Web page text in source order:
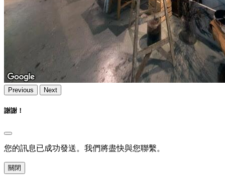
Previous Next
謝謝！
您的訊息已成功發送。我們將盡快與您聯繫。
關閉